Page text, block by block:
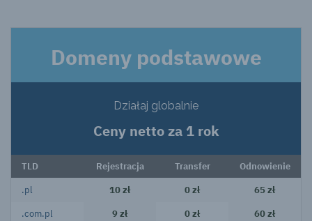
Domeny podstawowe
Działaj globalnie
Ceny netto za 1 rok
TLD Rejestracja Transfer Odnowienie
.pl 10 zł 0 zł 65 zł
.com.pl 9 zł 0 zł 60 zł